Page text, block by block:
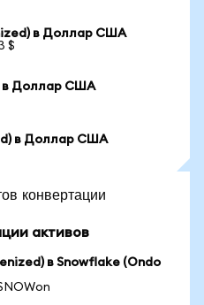
в Доллар США
$
в Доллар США
в Доллар США
конвертации
активов
в Snowflake (Ondo